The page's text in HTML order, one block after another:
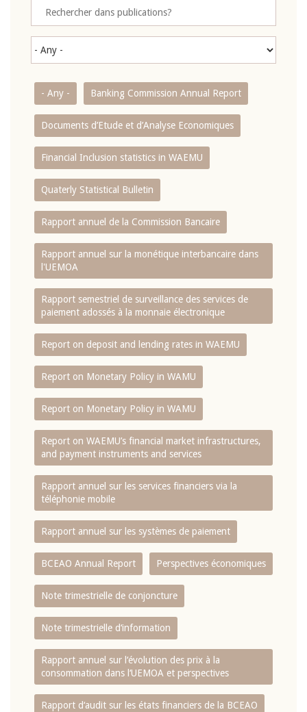
- Any - Banking Commission Annual Report
Documents d’Etude et d’Analyse Economiques
Financial Inclusion statistics in WAEMU
Quaterly Statistical Bulletin
Rapport annuel de la Commission Bancaire
Rapport annuel sur la monétique interbancaire dans
l'UEMOA
Rapport semestriel de surveillance des services de
paiement adossés à la monnaie électronique
Report on deposit and lending rates in WAEMU
Report on Monetary Policy in WAMU
Report on Monetary Policy in WAMU
Report on WAEMU’s financial market infrastructures,
and payment instruments and services
Rapport annuel sur les services financiers via la
téléphonie mobile
Rapport annuel sur les systèmes de paiement
BCEAO Annual Report Perspectives économiques
Note trimestrielle de conjoncture
Note trimestrielle d‘information
Rapport annuel sur l‘évolution des prix à la
consommation dans l‘UEMOA et perspectives
Rapport d‘audit sur les états financiers de la BCEAO